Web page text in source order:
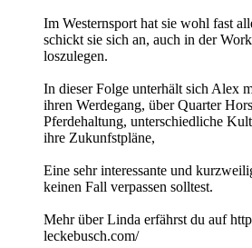
Im Westernsport hat sie wohl fast
schickt sie sich an, auch in der
loszulegen.
In dieser Folge unterhält sich Alex
ihren Werdegang, über Quarter
Pferdehaltung, unterschiedliche
ihre Zukunfstpläne,
Eine sehr interessante und
keinen Fall verpassen solltest.
Mehr über Linda erfährst du auf
leckebusch.com/